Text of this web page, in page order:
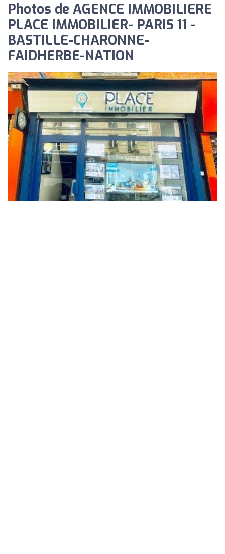
Photos de AGENCE IMMOBILIERE
PLACE IMMOBILIER- PARIS 11 -
BASTILLE-CHARONNE-
FAIDHERBE-NATION